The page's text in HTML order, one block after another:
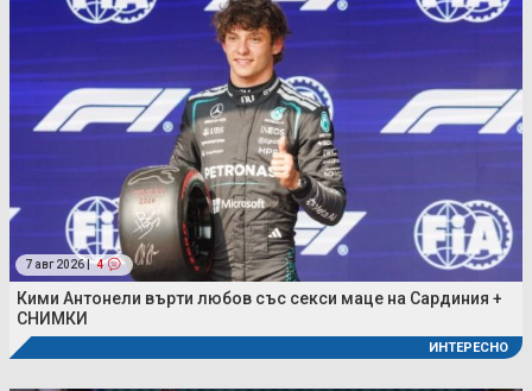
7 авг 2026 | 4
Кими Антонели върти любов със секси маце на Сардиния +
СНИМКИ
ИНТЕРЕСНО